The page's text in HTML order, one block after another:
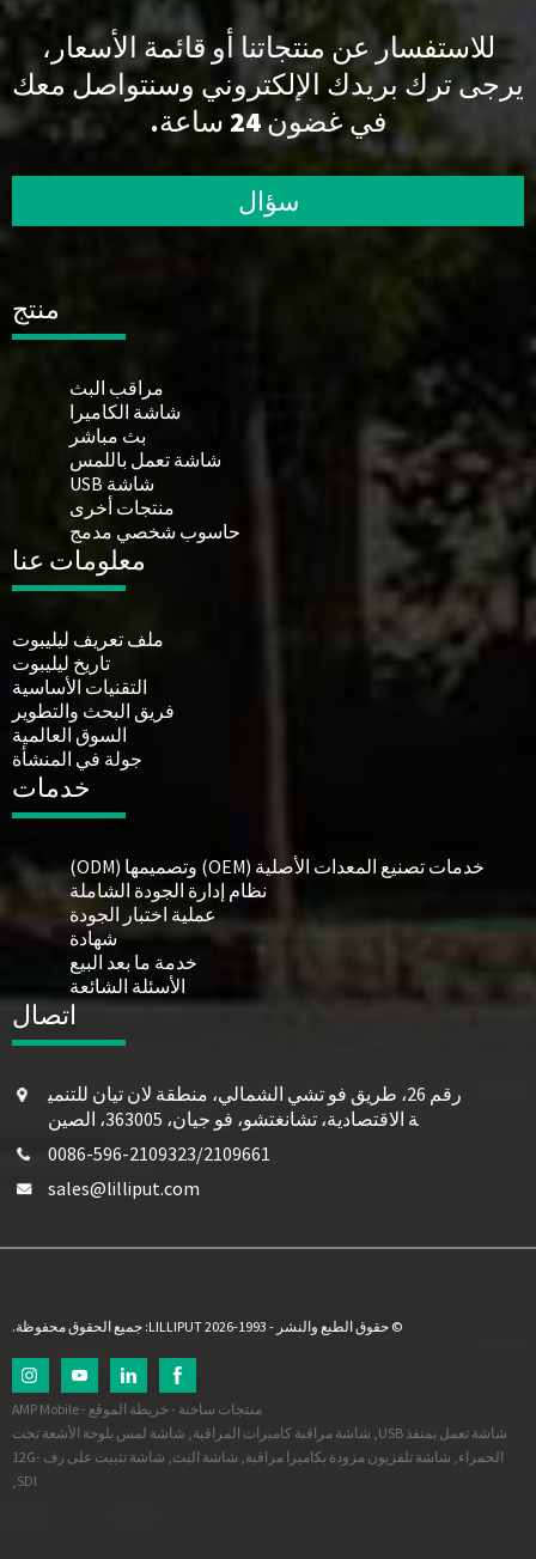
للاستفسار عن منتجاتنا أو قائمة الأسعار،
يرجى ترك بريدك الإلكتروني وسنتواصل معك
في غضون 24 ساعة.
سؤال
منتج
مراقب البث
شاشة الكاميرا
بث مباشر
شاشة تعمل باللمس
شاشة USB
منتجات أخرى
حاسوب شخصي مدمج
معلومات عنا
ملف تعريف ليليبوت
تاريخ ليليبوت
التقنيات الأساسية
فريق البحث والتطوير
السوق العالمية
جولة في المنشأة
خدمات
خدمات تصنيع المعدات الأصلية (OEM) وتصميمها (ODM)
نظام إدارة الجودة الشاملة
عملية اختبار الجودة
شهادة
خدمة ما بعد البيع
الأسئلة الشائعة
اتصال
رقم 26، طريق فو تشي الشمالي، منطقة لان تيان للتنمي
ة الاقتصادية، تشانغتشو، فو جيان، 363005، الصين
0086-596-2109323/2109661
sales@lilliput.com
© حقوق الطبع والنشر - 1993-2026 LILLIPUT: جميع الحقوق محفوظة.
منتجات ساخنة -خريطة الموقع -
AMP Mobile
شاشة تعمل بمنفذ USB
, شاشة مراقبة كاميرات المراقبة, شاشة لمس بلوحة الأشعة تحت
الحمراء, شاشة تلفزيون مزودة بكاميرا مراقبة, شاشة البث,
شاشة تثبيت على رف 12G-
SDI
,